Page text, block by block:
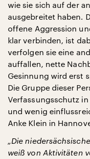
wie sie sich auf der
ausgebreitet haben.
offene Aggression
klar verbinden, ist
verfolgen sie eine
auffallen, nette
Gesinnung wird erst
Die Gruppe dieser
Verfassungsschutz
und wenig
Anke Klein in
„Die
weiß von Aktivitäten